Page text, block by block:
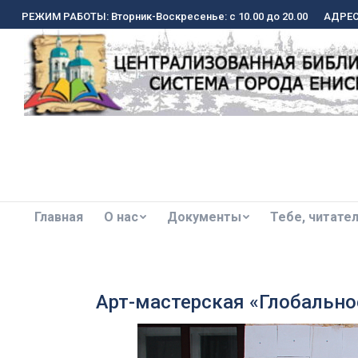
РЕЖИМ РАБОТЫ: Вторник-Воскресенье: с 10.00 до 20.00
Главная О нас Документы Тебе,
Арт-мастерская
РЕЖИМ РАБОТЫ: Вторник-Воскресенье: с 10.00 до 20.00
Главная О нас Документы Тебе,